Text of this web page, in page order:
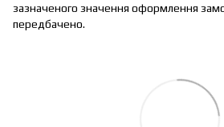
зазначеного значення оформлення
передбачено.